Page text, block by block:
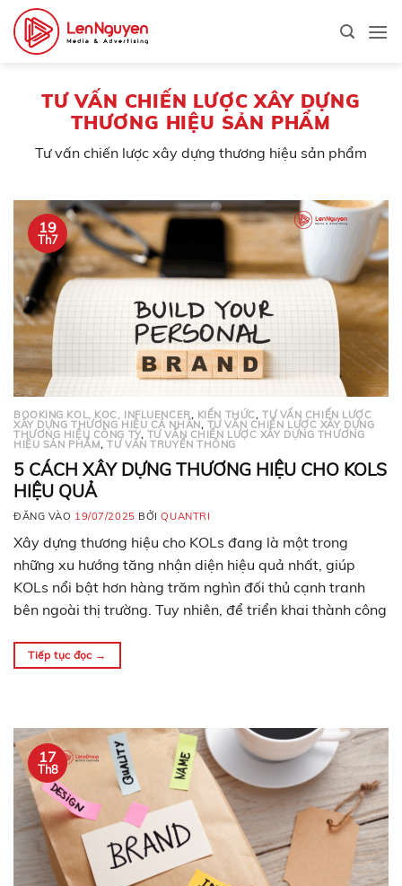
qua
TƯ VẤN CHIẾN LƯỢC XÂY DỰNG
THƯƠNG HIỆU SẢN PHẨM
Tư vấn chiến lược xây dựng thương hiệu sản phẩm
19
Th7
BOOKING KOL, KOC, INFLUENCER, KIẾN THỨC, TƯ VẤN CHIẾN LƯỢC
XÂY DỰNG THƯƠNG HIỆU CÁ NHÂN, TƯ VẤN CHIẾN LƯỢC XÂY DỰNG
THƯƠNG HIỆU CÔNG TY, TƯ VẤN CHIẾN LƯỢC XÂY DỰNG THƯƠNG
HIỆU SẢN PHẨM,TƯ VẤN TRUYỀN THÔNG
5 CÁCH XÂY DỰNG THƯƠNG HIỆU CHO KOLS
HIỆU QUẢ
ĐĂNG VÀO 19/07/2025 BỞIQUANTRI
Xây dựng thương hiệu cho KOLs đang là một trong
những xu hướng tăng nhận diện hiệu quả nhất, giúp
KOLs nổi bật hơn hàng trăm nghìn đối thủ cạnh tranh
bên ngoài thị trường. Tuy nhiên, để triển khai thành công
được. Vậy làm…
Tiếp tục đọc →
17
Th8